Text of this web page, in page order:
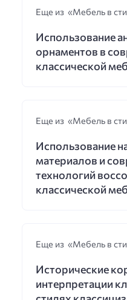
Еще из «Мебель в
Использование
орнаментов в
классической
Еще из «Мебель в
Использование
материалов и
технологий
классической
Еще из «Мебель в
Исторические
интерпретации